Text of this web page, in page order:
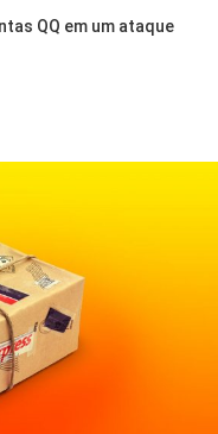
QQ em um ataque